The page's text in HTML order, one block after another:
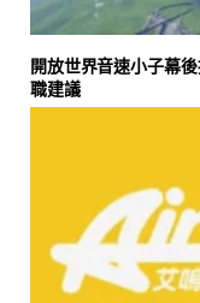
開放世界音速小子幕
職建議